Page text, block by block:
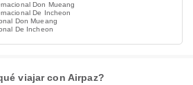
Don Mueang
De Incheon
Don Mueang
De Incheon
viajar con Airpaz?